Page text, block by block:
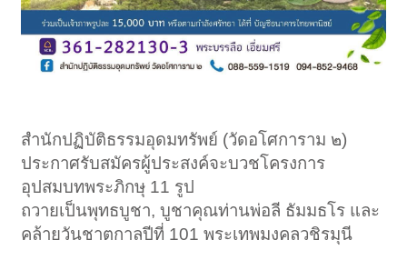
สำนักปฏิบัติธรรมอุดมทรัพย์ (วัดอโศการาม ๒)
ประกาศรับสมัครผู้ประสงค์จะบวชโครงการ
อุปสมบทพระภิกษุ 11 รูป
ถวายเป็นพุทธบูชา, บูชาคุณท่านพ่อลี ธัมมธโร และ
คล้ายวันชาตกาลปีที่ 101 พระเทพมงคลวชิรมุนี